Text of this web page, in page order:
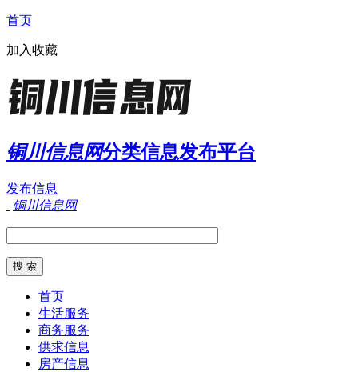
首页
加入收藏
铜川信息网分类信息发布平台
发布信息
铜川信息网
首页
生活服务
商务服务
供求信息
房产信息